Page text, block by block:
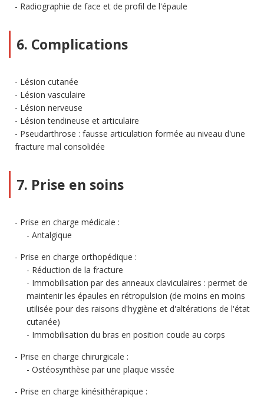
Radiographie de face et de profil de l'épaule
6. Complications
Lésion cutanée
Lésion vasculaire
Lésion nerveuse
Lésion tendineuse et articulaire
Pseudarthrose : fausse articulation formée au niveau d'une
fracture mal consolidée
7. Prise en soins
Prise en charge médicale :
Antalgique
Prise en charge orthopédique :
Réduction de la fracture
Immobilisation par des anneaux claviculaires : permet de
maintenir les épaules en rétropulsion (de moins en moins
utilisée pour des raisons d'hygiène et d'altérations de l'état
cutanée)
Immobilisation du bras en position coude au corps
Prise en charge chirurgicale :
Ostéosynthèse par une plaque vissée
Prise en charge kinésithérapique :